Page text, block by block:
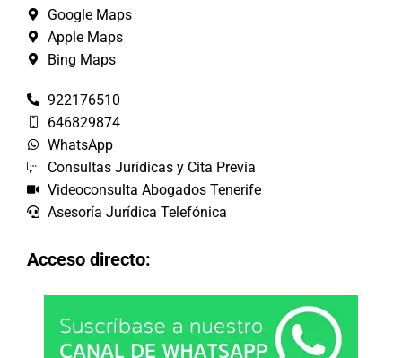
Google Maps
Apple Maps
Bing Maps
922176510
646829874
WhatsApp
Consultas Jurídicas y Cita Previa
Videoconsulta Abogados Tenerife
Asesoría Jurídica Telefónica
Acceso directo: